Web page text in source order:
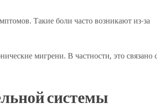
Такие боли часто возникают из-за
мигрени. В частности, это связано
системы